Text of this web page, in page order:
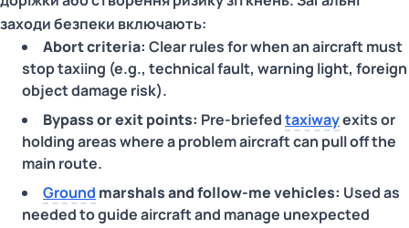
заходи безпеки включають:
Abort criteria: Clear rules for when an aircraft must
stop taxiing (e.g., technical fault, warning light, foreign
object damage risk).
Bypass or exit points: Pre‑briefedtaxiwayexits or
holding areas where a problem aircraft can pull off the
main route.
Ground marshals and follow‑me vehicles: Used as
needed to guide aircraft and manage unexpected